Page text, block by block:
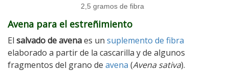
2,5 gramos de fibra
Avena para el estreñimiento
El salvado de avenaes un suplemento de fibra
elaborado a partir de la cascarilla y de algunos
fragmentos del grano de avena (Avena sativa).